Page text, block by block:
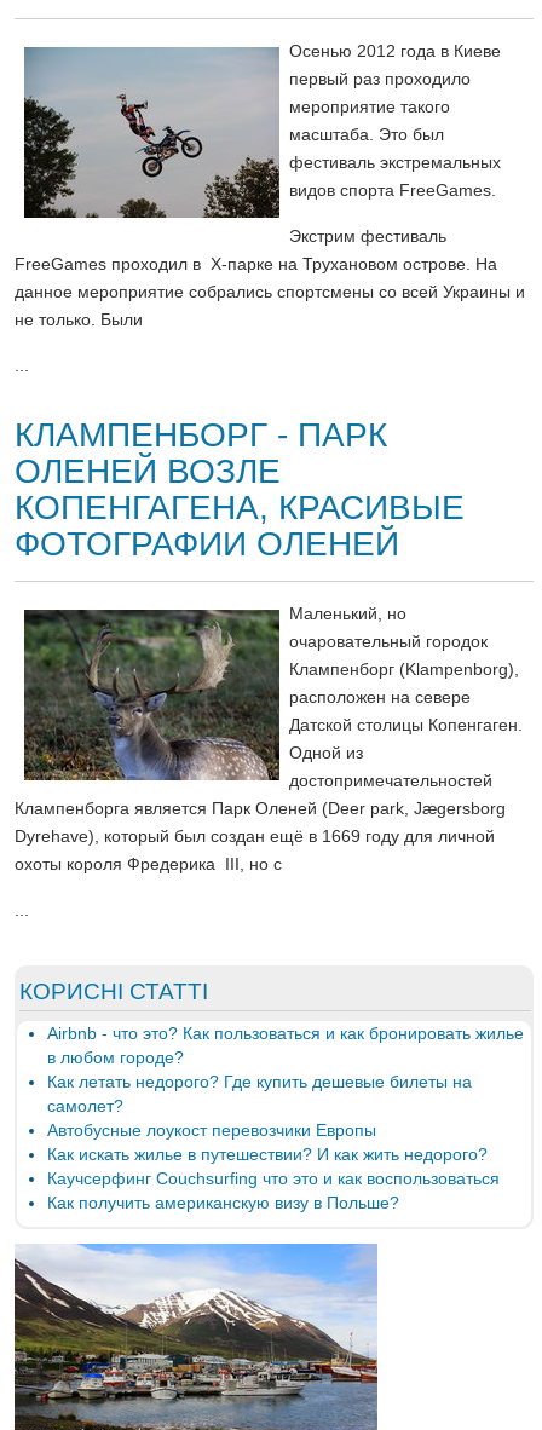
Осенью 2012 года в Киеве
первый раз проходило
мероприятие такого
масштаба. Это был
фестиваль экстремальных
видов спорта FreeGames.
Экстрим фестиваль
FreeGames проходил в Х-парке на Трухановом острове. На
данное мероприятие собрались спортсмены со всей Украины и
не только. Были
КЛАМПЕНБОРГ - ПАРК
ОЛЕНЕЙ ВОЗЛЕ
КОПЕНГАГЕНА, КРАСИВЫЕ
ФОТОГРАФИИ ОЛЕНЕЙ
Маленький, но
очаровательный городок
Клампенборг (Klampenborg),
расположен на севере
Датской столицы Копенгаген.
Одной из
достопримечательностей
Клампенборга является Парк Оленей (Deer park, Jægersborg
Dyrehave), который был создан ещё в 1669 году для личной
охоты короля Фредерика III, но с
КОРИСНІ СТАТТІ
Airbnb - что это? Как пользоваться и как бронировать жилье
в любом городе?
Как летать недорого? Где купить дешевые билеты на
самолет?
Автобусные лоукост перевозчики Европы
Как искать жилье в путешествии? И как жить недорого?
Каучсерфинг Couchsurfing что это и как воспользоваться
Как получить американскую визу в Польше?